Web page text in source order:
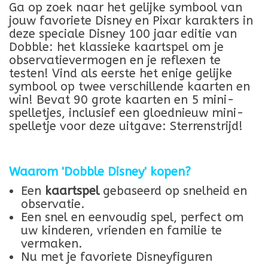
Ga op zoek naar het gelijke symbool van
jouw favoriete Disney en Pixar karakters in
deze speciale Disney 100 jaar editie van
Dobble: het klassieke kaartspel om je
observatievermogen en je reflexen te
testen! Vind als eerste het enige gelijke
symbool op twee verschillende kaarten en
win! Bevat 90 grote kaarten en 5 mini-
spelletjes, inclusief een gloednieuw mini-
spelletje voor deze uitgave: Sterrenstrijd!
Waarom 'Dobble Disney' kopen?
Een kaartspelgebaseerd op snelheid en
observatie.
Een snel en eenvoudig spel, perfect om
uw kinderen, vrienden en familie te
vermaken.
Nu met je favoriete Disneyfiguren